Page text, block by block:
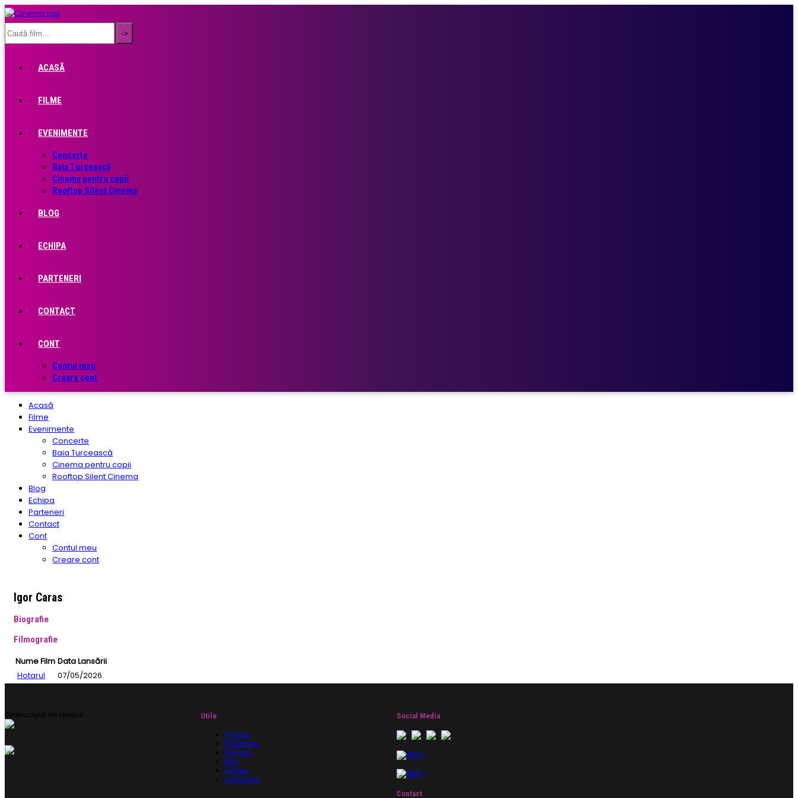
ACASĂ
FILME
EVENIMENTE
Concerte
Baia Turcească
Cinema pentru copii
Rooftop Silent Cinema
BLOG
ECHIPA
PARTENERI
CONTACT
CONT
Contul meu
Creare cont
Acasă
Filme
Evenimente
Concerte
Baia Turcească
Cinema pentru copii
Rooftop Silent Cinema
Blog
Echipa
Parteneri
Contact
Cont
Contul meu
Creare cont
Igor Caras
Biografie
Filmografie
Nume Film Data Lansării
Hotarul
07/05/2026
Cinematograf din rețeaua Utile
Program
Evenimente
Parteneri
Blog
Contact
Contul meu
Social Media
Contact